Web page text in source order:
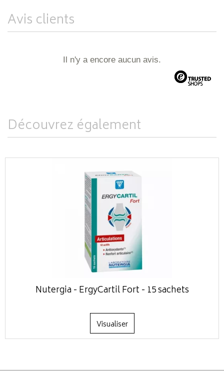
Avis clients
Il n'y a encore aucun avis.
Découvrez également
Nutergia - ErgyCartil Fort - 15 sachets
Visualiser